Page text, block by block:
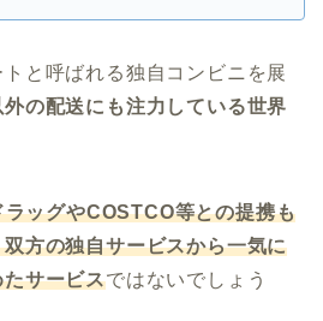
と呼ばれる独自コンビニを展
外の配送にも注力している世界
ッグやCOSTCO等との提携も
方の独自サービスから一気に
サービスではないでしょう